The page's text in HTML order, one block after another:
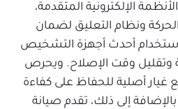
الإلكترونية المتقدمة،
ونظام التعليق لضمان
استخدام أحدث أجهزة التشخيص
وتقليل وقت الإصلاح. ويحرص
غيار أصلية للحفاظ على كفاءة
بالإضافة إلى ذلك، تقدم صيانة